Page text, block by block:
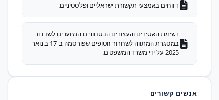
דיווחים באמצעי תקשורת ישראליים ופלסטיניים.
רשימת האסירים והעצורים הבטחוניים המיועדים לשחרור
במסגרת המתווה לשחרור חטופים שפורסמה ב-17 בינואר
2025 על ידי משרד המשפטים.
אנשים קשורים